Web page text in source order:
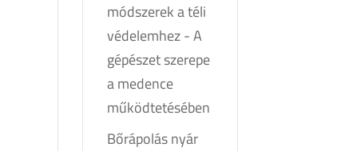
módszerek a téli
védelemhez-A
gépészet szerepe
a medence
működtetésében
Bőrápolás nyár